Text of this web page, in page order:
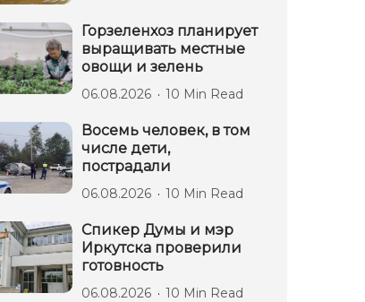
Горзеленхоз планирует
выращивать местные
овощи и зелень
06.08.2026 10 Min Read
Восемь человек, в том
числе дети,
пострадали
06.08.2026 10 Min Read
Спикер Думы и мэр
Иркутска проверили
готовность
06.08.2026 10 Min Read